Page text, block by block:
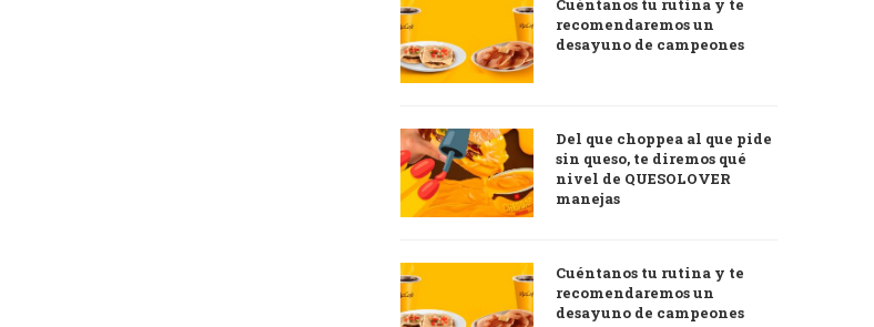
Cuéntanos tu rutina y te
recomendaremos un
desayuno de campeones
Del que choppea al que pide
sin queso, te diremos qué
nivel de QUESOLOVER
manejas
Cuéntanos tu rutina y te
recomendaremos un
desayuno de campeones